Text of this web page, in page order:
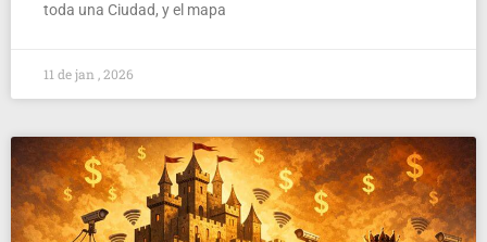
toda una Ciudad, y el mapa
11 de jan , 2026